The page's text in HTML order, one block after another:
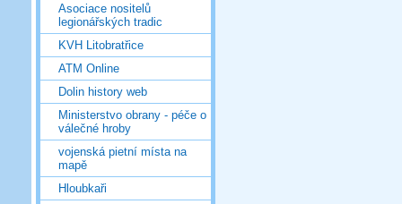
Asociace nositelů
legionářských tradic
KVH Litobratřice
ATM Online
Dolin history web
Ministerstvo obrany - péče o
válečné hroby
vojenská pietní místa na
mapě
Hloubkaři